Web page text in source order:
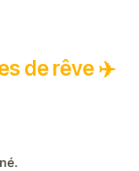
de rêve ✈️